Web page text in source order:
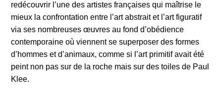
redécouvrir l’une des artistes françaises qui maîtrise le
mieux la confrontation entre l’art abstrait et l’art figuratif
via ses nombreuses œuvres au fond d’obédience
contemporaine où viennent se superposer des formes
d’hommes et d’animaux, comme si l’art primitif avait été
peint non pas sur de la roche mais sur des toiles de Paul
Klee.